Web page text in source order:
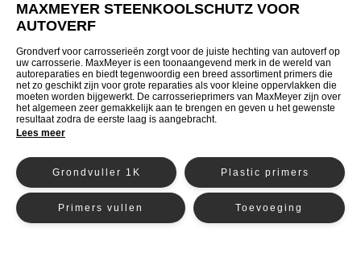
VERBRUIKSARTIKELEN VOOR CARROSSERIE
GEREEDSCHAP VOOR CARROSSERIE
UITRUSTING VOOR CARROSSERIE
LABORATORIUMINSTALLATIE
HANDLEIDING & ADVIES
WIE ZIJN WIJ?
Mobihel grondverf
4CR primer
Cromax grondverf
De Beer Grondverf
Glasurit Grondverf
Lechler grondverf
Nexa Autocolor primer
PPG grondverf
R-M primer
MAXMEYER STEENKOOLSCHUTZ VOOR
AUTOVERF
Grondverf voor carrosserieën zorgt voor de juiste hechting van autoverf op
uw carrosserie. MaxMeyer is een toonaangevend merk in de wereld van
autoreparaties en biedt tegenwoordig een breed assortiment primers die
net zo geschikt zijn voor grote reparaties als voor kleine oppervlakken die
moeten worden bijgewerkt. De carrosserieprimers van MaxMeyer zijn over
het algemeen zeer gemakkelijk aan te brengen en geven u het gewenste
resultaat zodra de eerste laag is aangebracht.
Lees meer
Grondvuller 1K Plastic primers
Primers vullen Toevoeging